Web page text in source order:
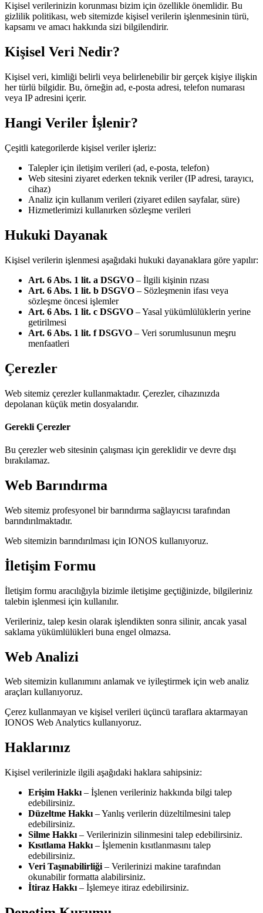
Kişisel verilerinizin korunması bizim için özellikle önemlidir. Bu
gizlilik politikası, web sitemizde kişisel verilerin işlenmesinin türü,
kapsamı ve amacı hakkında sizi bilgilendirir.
Kişisel Veri Nedir?
Kişisel veri, kimliği belirli veya belirlenebilir bir gerçek kişiye ilişkin
her türlü bilgidir. Bu, örneğin ad, e-posta adresi, telefon numarası
veya IP adresini içerir.
Hangi Veriler İşlenir?
Çeşitli kategorilerde kişisel veriler işleriz:
Talepler için iletişim verileri (ad, e-posta, telefon)
Web sitesini ziyaret ederken teknik veriler (IP adresi, tarayıcı,
cihaz)
Analiz için kullanım verileri (ziyaret edilen sayfalar, süre)
Hizmetlerimizi kullanırken sözleşme verileri
Hukuki Dayanak
Kişisel verilerin işlenmesi aşağıdaki hukuki dayanaklara göre yapılır:
Art. 6 Abs. 1 lit. a DSGVO – İlgili kişinin rızası
Art. 6 Abs. 1 lit. b DSGVO – Sözleşmenin ifası veya
sözleşme öncesi işlemler
Art. 6 Abs. 1 lit. c DSGVO –Yasal yükümlülüklerin yerine
getirilmesi
Art. 6 Abs. 1 lit. f DSGVO – Veri sorumlusunun meşru
menfaatleri
Çerezler
Web sitemiz çerezler kullanmaktadır. Çerezler, cihazınızda
depolanan küçük metin dosyalarıdır.
Gerekli Çerezler
Bu çerezler web sitesinin çalışması için gereklidir ve devre dışı
bırakılamaz.
Web Barındırma
Web sitemiz profesyonel bir barındırma sağlayıcısı tarafından
barındırılmaktadır.
Web sitemizin barındırılması için IONOS kullanıyoruz.
İletişim Formu
İletişim formu aracılığıyla bizimle iletişime geçtiğinizde, bilgileriniz
talebin işlenmesi için kullanılır.
Verileriniz, talep kesin olarak işlendikten sonra silinir, ancak yasal
saklama yükümlülükleri buna engel olmazsa.
Web Analizi
Web sitemizin kullanımını anlamak ve iyileştirmek için web analiz
araçları kullanıyoruz.
Çerez kullanmayan ve kişisel verileri üçüncü taraflara aktarmayan
IONOS Web Analytics kullanıyoruz.
Haklarınız
Kişisel verilerinizle ilgili aşağıdaki haklara sahipsiniz:
Erişim Hakkı – İşlenen verileriniz hakkında bilgi talep
edebilirsiniz.
Düzeltme Hakkı –Yanlış verilerin düzeltilmesini talep
edebilirsiniz.
Silme Hakkı – Verilerinizin silinmesini talep edebilirsiniz.
Kısıtlama Hakkı – İşlemenin kısıtlanmasını talep
edebilirsiniz.
Veri Taşınabilirliği – Verilerinizi makine tarafından
okunabilir formatta alabilirsiniz.
İtiraz Hakkı – İşlemeye itiraz edebilirsiniz.